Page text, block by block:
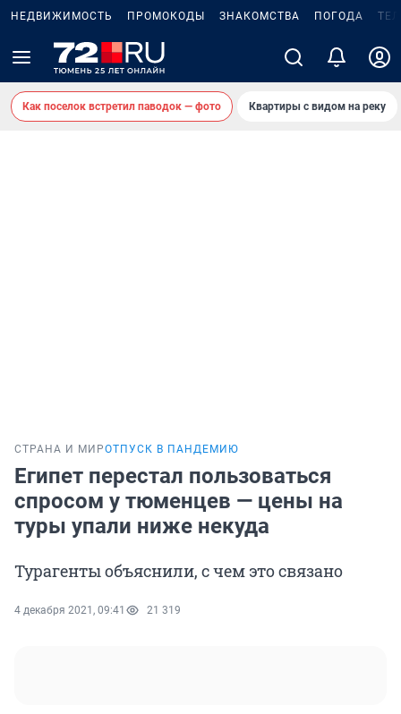
НЕДВИЖИМОСТЬ ПРОМОКОДЫ ЗНАКОМСТВА ПОГОДА
Как поселок встретил паводок — фото Квартиры с видом на реку
СТРАНА И МИРОТПУСК В ПАНДЕМИЮ
Египет перестал пользоваться
спросом у тюменцев — цены на
туры упали ниже некуда
Турагенты объяснили, с чем это связано
4 декабря 2021, 09:41 21 319